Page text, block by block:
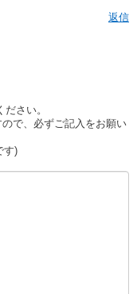
返信
さい。
で、必ずご記入をお願い
す)